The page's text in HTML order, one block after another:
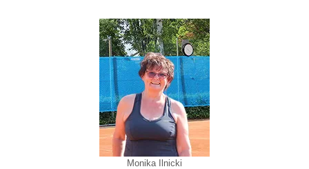
Monika Ilnicki